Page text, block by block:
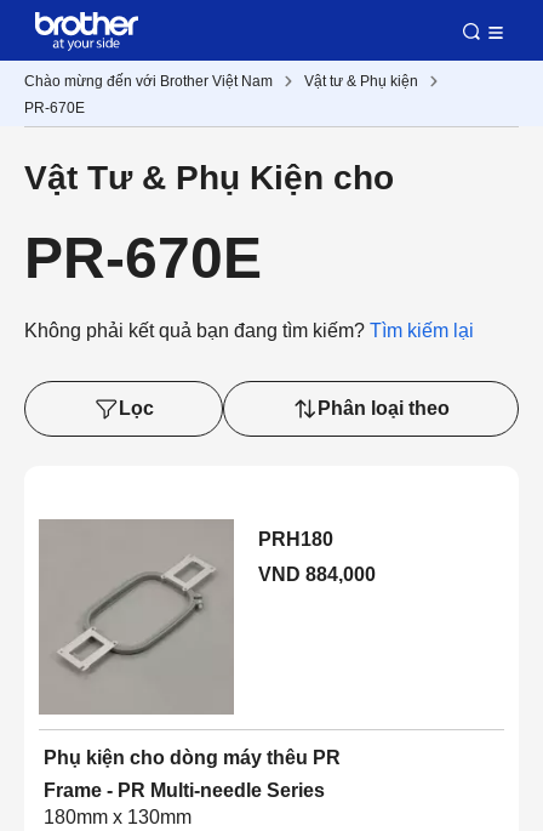
Chào mừng đến với Brother Việt Nam
Vật tư & Phụ kiện
PR-670E
Vật Tư & Phụ Kiện cho
PR-670E
Không phải kết quả bạn đang tìm kiếm? Tìm kiếm lại
Lọc Phân loại theo
PRH180
VND 884,000
Phụ kiện cho dòng máy thêu PR
Frame - PR Multi-needle Series
180mm x 130mm